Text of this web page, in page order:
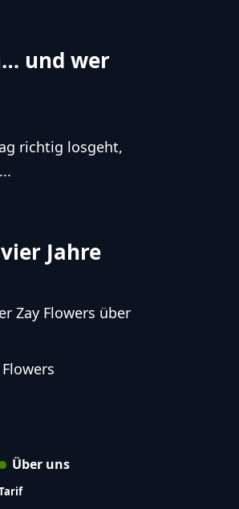
und wer
richtig losgeht,
Jahre
Zay Flowers über
Über uns